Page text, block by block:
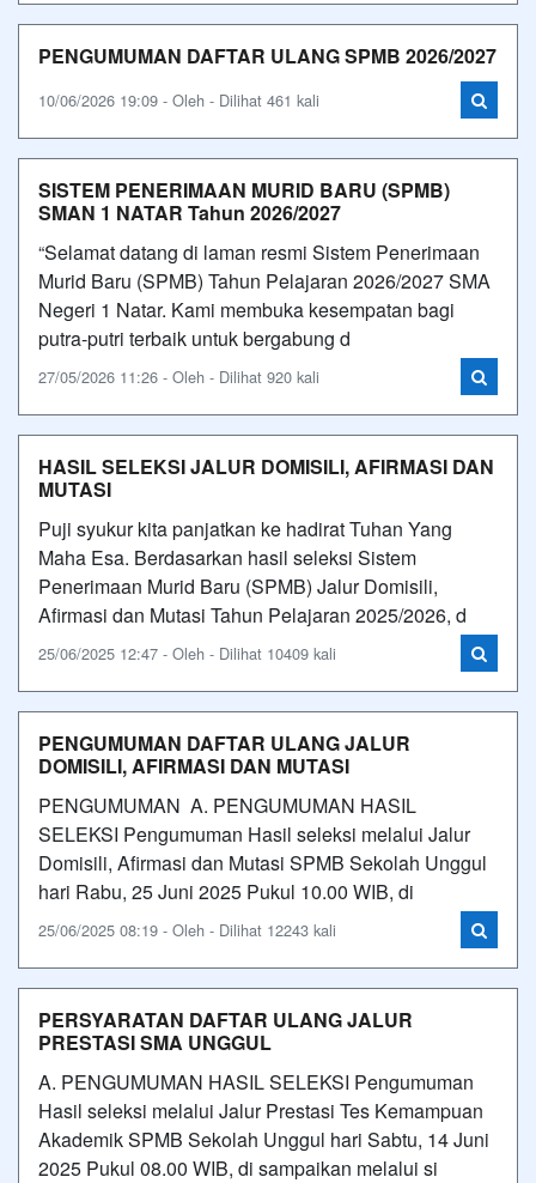
PENGUMUMAN DAFTAR ULANG SPMB 2026/2027
10/06/2026 19:09 - Oleh - Dilihat 461 kali
SISTEM PENERIMAAN MURID BARU (SPMB)
SMAN 1 NATAR Tahun 2026/2027
“Selamat datang di laman resmi Sistem Penerimaan
Murid Baru (SPMB) Tahun Pelajaran 2026/2027 SMA
Negeri 1 Natar. Kami membuka kesempatan bagi
putra-putri terbaik untuk bergabung d
27/05/2026 11:26 - Oleh - Dilihat 920 kali
HASIL SELEKSI JALUR DOMISILI, AFIRMASI DAN
MUTASI
Puji syukur kita panjatkan ke hadirat Tuhan Yang
Maha Esa. Berdasarkan hasil seleksi Sistem
Penerimaan Murid Baru (SPMB) Jalur Domisili,
Afirmasi dan Mutasi Tahun Pelajaran 2025/2026, d
25/06/2025 12:47 - Oleh - Dilihat 10409 kali
PENGUMUMAN DAFTAR ULANG JALUR
DOMISILI, AFIRMASI DAN MUTASI
PENGUMUMAN A. PENGUMUMAN HASIL
SELEKSI Pengumuman Hasil seleksi melalui Jalur
Domisili, Afirmasi dan Mutasi SPMB Sekolah Unggul
hari Rabu, 25 Juni 2025 Pukul 10.00 WIB, di
25/06/2025 08:19 - Oleh - Dilihat 12243 kali
PERSYARATAN DAFTAR ULANG JALUR
PRESTASI SMA UNGGUL
A. PENGUMUMAN HASIL SELEKSI Pengumuman
Hasil seleksi melalui Jalur Prestasi Tes Kemampuan
Akademik SPMB Sekolah Unggul hari Sabtu, 14 Juni
2025 Pukul 08.00 WIB, di sampaikan melalui si